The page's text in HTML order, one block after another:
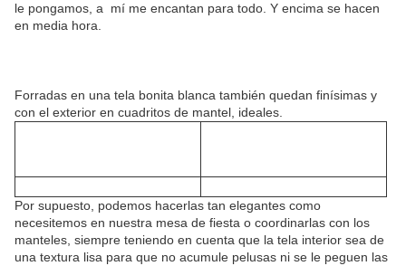
le pongamos, a mí me encantan para todo. Y encima se hacen
en media hora.
Forradas en una tela bonita blanca también quedan finísimas y
con el exterior en cuadritos de mantel, ideales.
Por supuesto, podemos hacerlas tan elegantes como
necesitemos en nuestra mesa de fiesta o coordinarlas con los
manteles, siempre teniendo en cuenta que la tela interior sea de
una textura lisa para que no acumule pelusas ni se le peguen las